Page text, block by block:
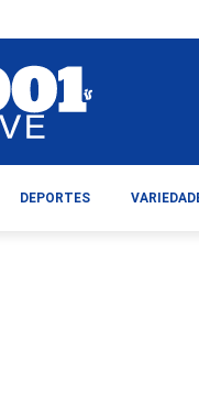
DEPORTES